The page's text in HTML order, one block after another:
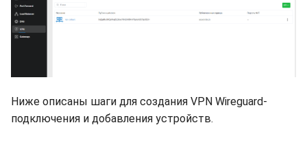
s
e
c
Доступность
Эффективность
Отчёты
Статистика
Поиск
Синхронизация с
Ниже описаны шаги для создания VPN Wireguard-
подключения и добавления устройств.